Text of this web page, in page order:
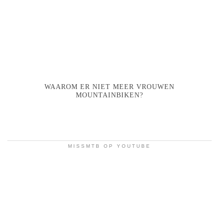
WAAROM ER NIET MEER VROUWEN
MOUNTAINBIKEN?
MISSMTB OP YOUTUBE